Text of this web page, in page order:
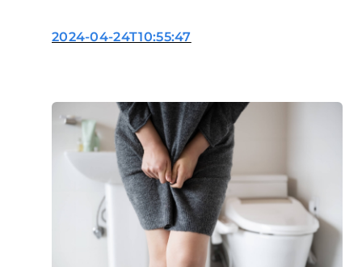
2024-04-24T10:55:47